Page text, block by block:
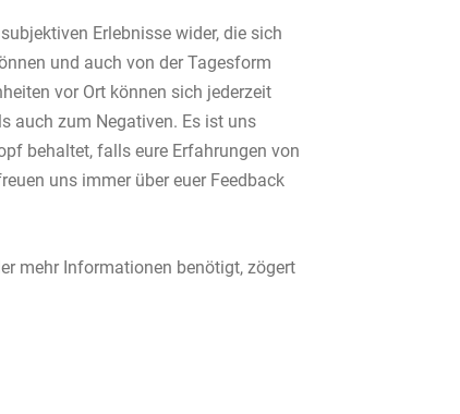
Erlebnisse wider, die sich
und auch von der Tagesform
vor Ort können sich jederzeit
auch zum Negativen. Es ist uns
behaltet, falls eure Erfahrungen von
uns immer über euer Feedback
mehr Informationen benötigt, zögert